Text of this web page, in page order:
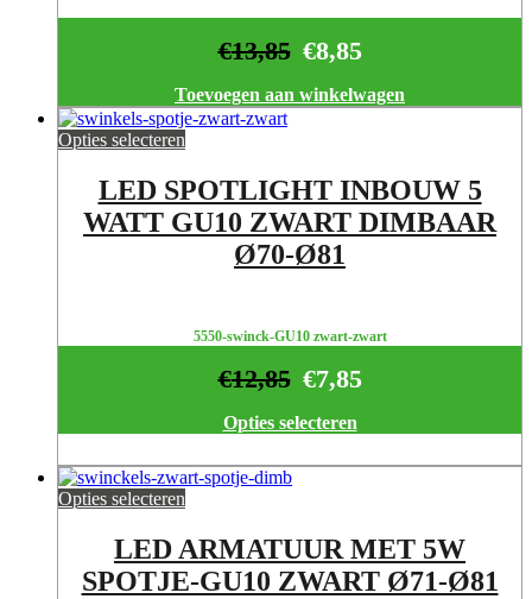
€8,85
€13,85
Toevoegen aan winkelwagen
Opties selecteren
LED SPOTLIGHT INBOUW 5
WATT GU10 ZWART DIMBAAR
Ø70-Ø81
5550-swinck-GU10 zwart-zwart
€7,85
€12,85
Opties selecteren
Opties selecteren
LED ARMATUUR MET 5W
SPOTJE-GU10 ZWART Ø71-Ø81